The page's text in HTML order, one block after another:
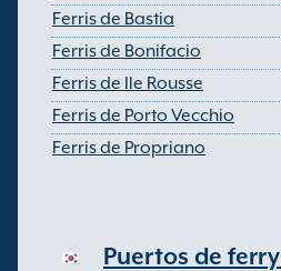
Ferris de Bastia
Ferris de Bonifacio
Ferris de Ile Rousse
Ferris de Porto Vecchio
Ferris de Propriano
Puertos de